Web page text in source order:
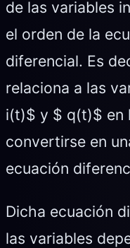
de las variables
el orden de la
diferencial. Es
relaciona a las
i(t)$ y $ q(t)$ en
convertirse en
ecuación
Dicha ecuación
las variables